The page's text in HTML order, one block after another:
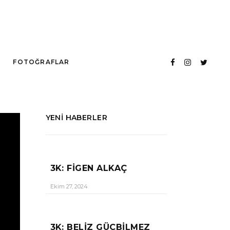
FOTOĞRAFLAR
YENI HABERLER
3K: FIGEN ALKAÇ
Ekim 27, 2024
3K: BELIZ GÜÇBILMEZ